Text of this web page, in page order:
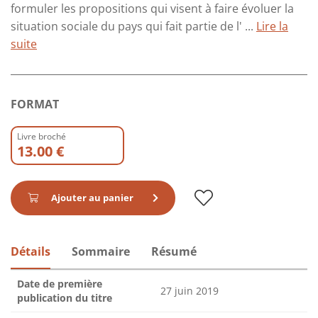
formuler les propositions qui visent à faire évoluer la
situation sociale du pays qui fait partie de l' ... Lire la
suite
FORMAT
Livre broché
13.00 €
Ajouter au panier
Détails Sommaire Résumé
Date de première
publication du titre
27 juin 2019